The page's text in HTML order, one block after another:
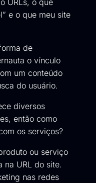
e o que meu site
de
o vínculo
um conteúdo
do usuário.
diversos
então como
os serviços?
ou serviço
na URL do site.
nas redes